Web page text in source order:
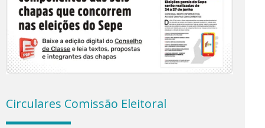
Circulares Comissão Eleitoral